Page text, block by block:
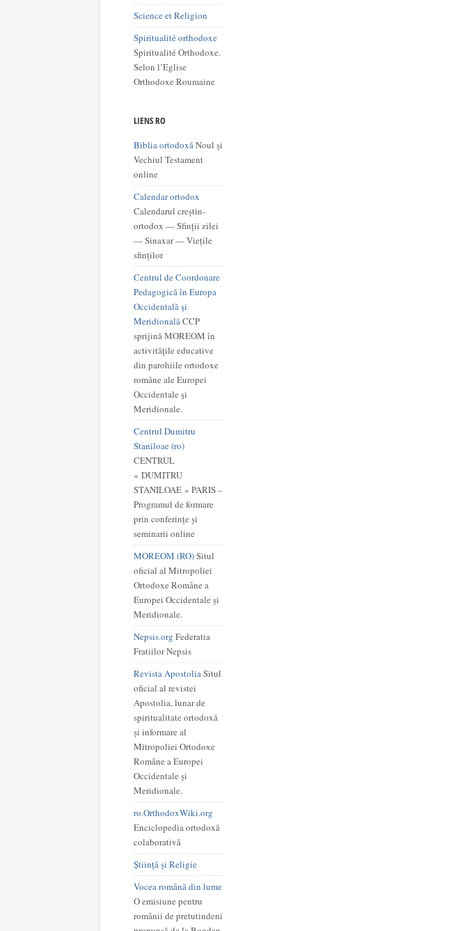
Science et Religion
Spiritualité orthodoxe
Spiritualité Orthodoxe.
Selon l’Eglise
Orthodoxe Roumaine
LIENS RO
Biblia ortodoxăNoul și
Vechiul Testament
online
Calendar ortodox
Calendarul creștin-
ortodox — Sfinții zilei
— Sinaxar — Viețile
sfinților
Centrul de Coordonare
Pedagogică în Europa
Occidentală şi
MeridionalăCCP
sprijină MOREOM în
activităţile educative
din parohiile ortodoxe
române ale Europei
Occidentale şi
Meridionale.
Centrul Dumitru
Staniloae (ro)
CENTRUL
« DUMITRU
STANILOAE » PARIS –
Programul de formare
prin conferințe și
seminarii online
MOREOM (RO)Situl
oficial al Mitropoliei
Ortodoxe Române a
Europei Occidentale și
Meridionale.
Nepsis.org Federatia
Fratiilor Nepsis
Revista ApostoliaSitul
oficial al revistei
Apostolia, lunar de
spiritualitate ortodoxă
și informare al
Mitropoliei Ortodoxe
Române a Europei
Occidentale și
Meridionale.
ro.OrthodoxWiki.org
Enciclopedia ortodoxă
colaborativă
Știință și Religie
Vocea română din lume
O emisiune pentru
românii de pretutindeni